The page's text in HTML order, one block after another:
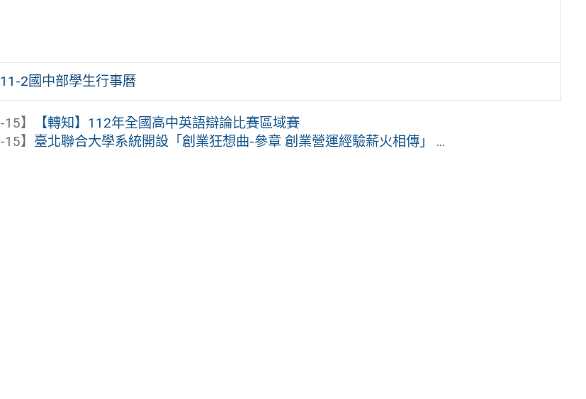
2國中部學生行事曆
】
【轉知】112年全國高中英語辯論比賽區域賽
】 臺北聯合大學系統開設「創業狂想曲-參章 創業營運經驗薪火相傳」 ...